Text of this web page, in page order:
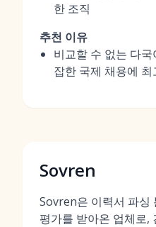
한 조직
추천 이유
비교할 수 없는 다
잡한 국제 채용에
Sovren
Sovren은 이력서 파싱
평가를 받아온 업체로,